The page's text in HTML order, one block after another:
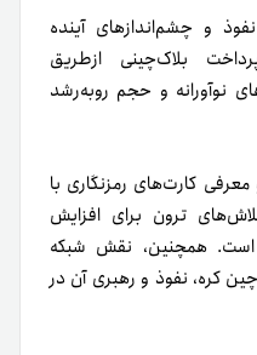
و چشم‌اندازهای آینده
بلاک‌چینی ازطریق
نوآورانه و حجم روبه‌رشد
کارت‌های رمزنگاری با
ترون برای افزایش
است. همچنین، نقش شبکه
کره، نفوذ و رهبری آن در